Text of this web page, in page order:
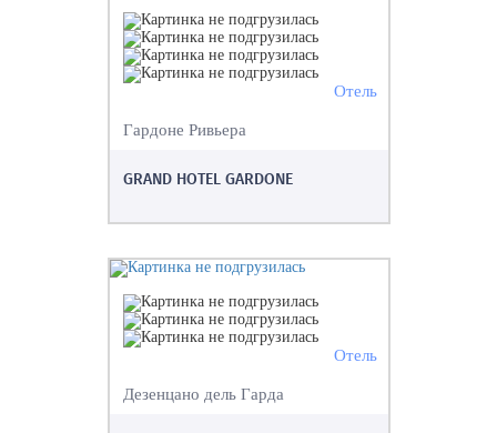
Отель
Гардоне Ривьера
GRAND HOTEL GARDONE
Отель
Дезенцано дель Гарда